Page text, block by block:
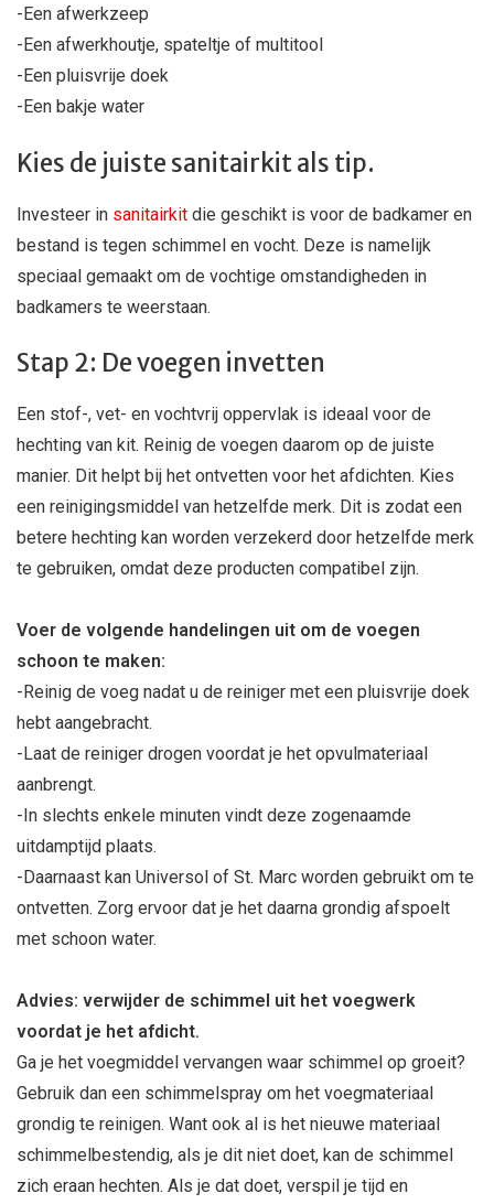
-Een afwerkzeep
-Een afwerkhoutje, spateltje of multitool
-Een pluisvrije doek
-Een bakje water
Kies de juiste sanitairkit als tip.
Investeer in sanitairkit die geschikt is voor de badkamer en
bestand is tegen schimmel en vocht. Deze is namelijk
speciaal gemaakt om de vochtige omstandigheden in
badkamers te weerstaan.
Stap 2: De voegen invetten
Een stof-, vet- en vochtvrij oppervlak is ideaal voor de
hechting van kit. Reinig de voegen daarom op de juiste
manier. Dit helpt bij het ontvetten voor het afdichten. Kies
een reinigingsmiddel van hetzelfde merk. Dit is zodat een
betere hechting kan worden verzekerd door hetzelfde merk
te gebruiken, omdat deze producten compatibel zijn.
Voer de volgende handelingen uit om de voegen
schoon te maken:
-Reinig de voeg nadat u de reiniger met een pluisvrije doek
hebt aangebracht.
-Laat de reiniger drogen voordat je het opvulmateriaal
aanbrengt.
-In slechts enkele minuten vindt deze zogenaamde
uitdamptijd plaats.
-Daarnaast kan Universol of St. Marc worden gebruikt om te
ontvetten. Zorg ervoor dat je het daarna grondig afspoelt
met schoon water.
Advies: verwijder de schimmel uit het voegwerk
voordat je het afdicht.
Ga je het voegmiddel vervangen waar schimmel op groeit?
Gebruik dan een schimmelspray om het voegmateriaal
grondig te reinigen. Want ook al is het nieuwe materiaal
schimmelbestendig, als je dit niet doet, kan de schimmel
zich eraan hechten. Als je dat doet, verspil je tijd en